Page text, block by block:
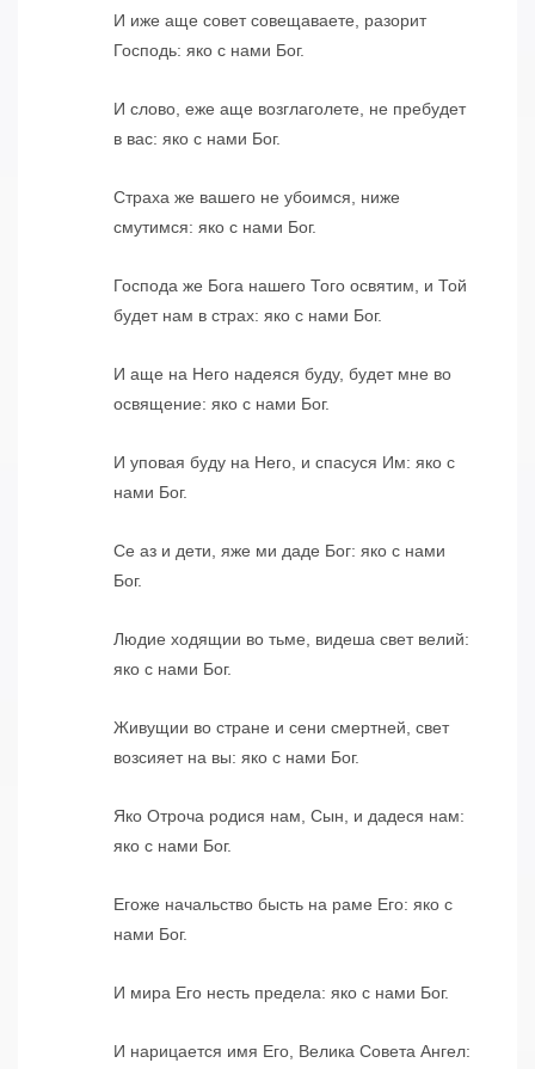
И иже аще совет совещаваете, разорит
Господь: яко с нами Бог.
И слово, еже аще возглаголете, не пребудет
в вас: яко с нами Бог.
Страха же вашего не убоимся, ниже
смутимся: яко с нами Бог.
Господа же Бога нашего Того освятим, и Той
будет нам в страх: яко с нами Бог.
И аще на Него надеяся буду, будет мне во
освящение: яко с нами Бог.
И уповая буду на Него, и спасуся Им: яко с
нами Бог.
Се аз и дети, яже ми даде Бог: яко с нами
Бог.
Людие ходящии во тьме, видеша свет велий:
яко с нами Бог.
Живущии во стране и сени смертней, свет
возсияет на вы: яко с нами Бог.
Яко Отроча родися нам, Сын, и дадеся нам:
яко с нами Бог.
Егоже начальство бысть на раме Его: яко с
нами Бог.
И мира Его несть предела: яко с нами Бог.
И нарицается имя Его, Велика Совета Ангел: